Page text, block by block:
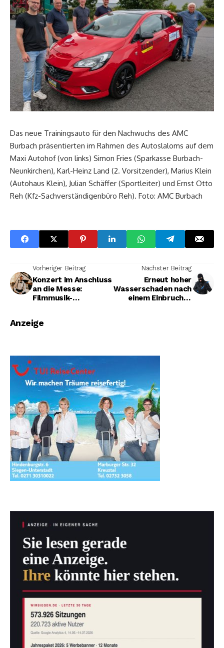
Das neue Trainingsauto für den Nachwuchs des AMC
Burbach präsentierten im Rahmen des Autoslaloms auf dem
Maxi Autohof (von links) Simon Fries (Sparkasse Burbach-
Neunkirchen), Karl-Heinz Land (2. Vorsitzender), Marius Klein
(Autohaus Klein), Julian Schäffer (Sportleiter) und Ernst Otto
Reh (Kfz-Sachverständigenbüro Reh). Foto: AMC Burbach
Vorheriger Beitrag
Konzert im Anschluss
an die Messe:
Filmmusik-
Nächster Beitrag
Erneut hoher
Wasserschaden nach
einem Einbruch in
Anzeige